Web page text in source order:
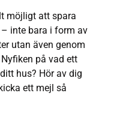
möjligt att spara
inte bara i form av
utan även genom
på vad ett
hus? Hör av dig
ett mejl så